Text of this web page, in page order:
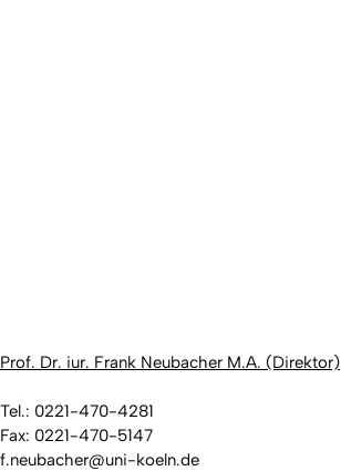
Prof. Dr. iur. Frank Neubacher M.A. (Direktor)
Tel.: 0221-470-4281
Fax: 0221-470-5147
f.neubacher@uni-koeln.de